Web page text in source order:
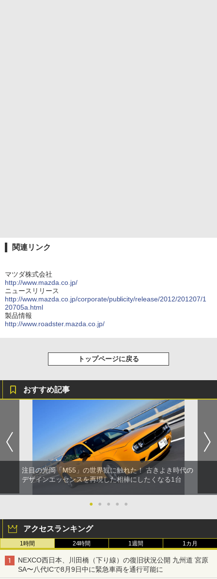
関連リンク
マツダ株式会社
http://www.mazda.co.jp/
ニュースリリース
http://www.mazda.co.jp/corporate/publicity/release/2012/201207/1
20705a.html
製品情報
http://www.roadster.mazda.co.jp/
トップページに戻る
おすすめ記事
注目の光岡「M55」の世界観に触れた！ 古きよき時代の
デザインエッセンスを再現した相棒にしたくなる1台
● ● ● ● ●
アクセスランキング
1時間 24時間 1週間 1カ月
NEXCO西日本、川田橋（下り線）の復旧状況公開 九州道 宮原
SA〜八代ICで8月9日中に緊急車両を通行可能に